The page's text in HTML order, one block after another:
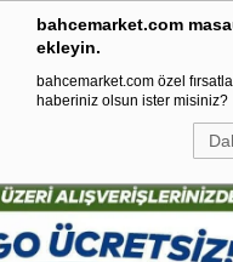
bahcemarket.com
ekleyin.
bahcemarket.com özel
haberiniz olsun ister misiniz?
⚠️ SATIŞLARIMIZ YALNIZCA